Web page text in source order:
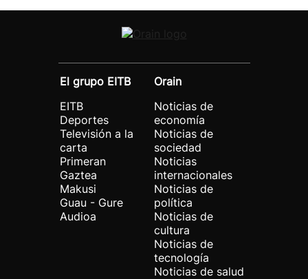
El grupo EITB
EITB
Deportes
Televisión a la
carta
Primeran
Gaztea
Makusi
Guau - Gure
Audioa
Orain
Noticias de
economía
Noticias de
sociedad
Noticias
internacionales
Noticias de
política
Noticias de
cultura
Noticias de
tecnología
Noticias de salud